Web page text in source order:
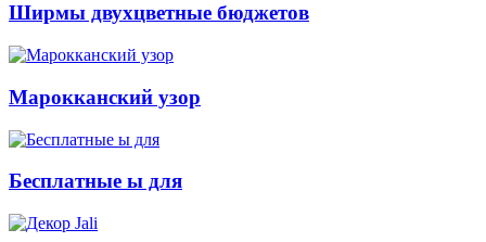
Ширмы двухцветные бюджетов
Марокканский узор
Бесплатные ы для